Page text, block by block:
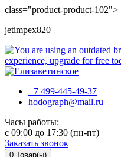
class="product-product-102">
jetimpex820
+7 499-445-49-37
hodograph@mail.ru
Часы работы:
c 09:00 до 17:30 (пн-пт)
Заказать звонок
0 Товар(ы)